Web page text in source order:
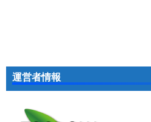
運営者情報